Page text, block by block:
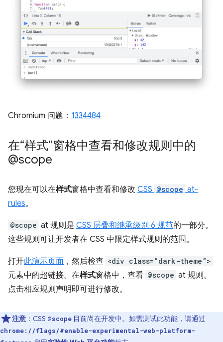
Chromium 问题： 1334484
在“样式”窗格中查看和修改规则中的
@scope
您现在可以在样式窗格中查看和修改 CSS @scope at-
rules。
@scope at 规则是 CSS 层叠和继承级别 6 规范的一部分。
这些规则可让开发者在 CSS 中限定样式规则的范围。
打开此演示页面 ，然后检查 <div class=”dark-theme”>
元素中的超链接。在样式窗格中，查看 @scope at 规则。
点击相应规则声明即可进行修改。
注意 ：CSS @scope 目前尚在开发中。如需测试此功能，请通过
chrome://flags/#enable-experimental-web-platform-